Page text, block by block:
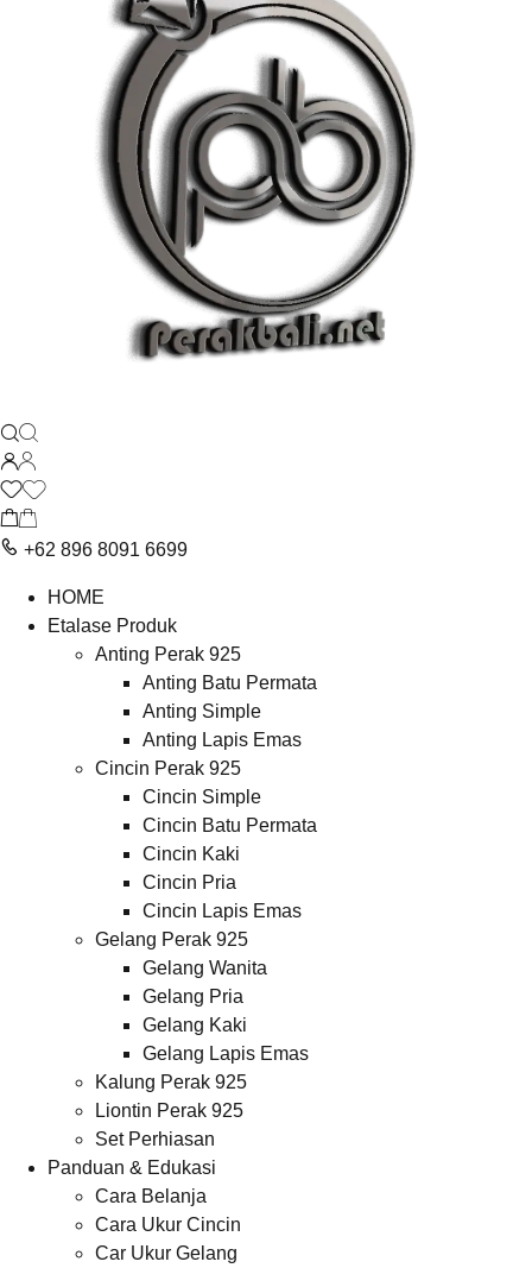
+62 896 8091 6699
HOME
Etalase Produk
Anting Perak 925
Anting Batu Permata
Anting Simple
Anting Lapis Emas
Cincin Perak 925
Cincin Simple
Cincin Batu Permata
Cincin Kaki
Cincin Pria
Cincin Lapis Emas
Gelang Perak 925
Gelang Wanita
Gelang Pria
Gelang Kaki
Gelang Lapis Emas
Kalung Perak 925
Liontin Perak 925
Set Perhiasan
Panduan & Edukasi
Cara Belanja
Cara Ukur Cincin
Car Ukur Gelang